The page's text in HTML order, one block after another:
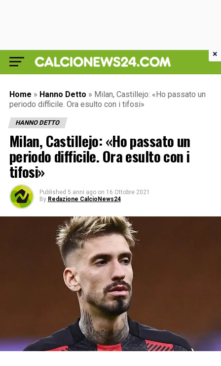
Home » Hanno Detto » Milan, Castillejo: «Ho passato un
periodo difficile. Ora esulto con i tifosi»
HANNO DETTO
Milan, Castillejo: «Ho passato un
periodo difficile. Ora esulto con i
tifosi»
Published 5 anni ago on 16 Ottobre 2021
By Redazione CalcioNews24
×